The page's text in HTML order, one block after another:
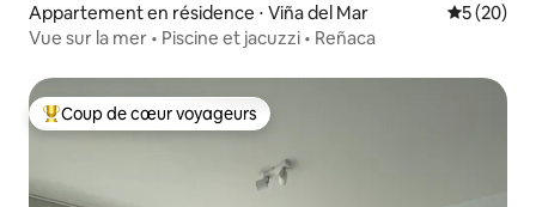
Appartement en résidence ⋅ Viña del Mar
5 (20)
Vue sur la mer • Piscine et jacuzzi • Reñaca
Coups de cœur voyageurs les plus appréciés
Coup de cœur voyageurs